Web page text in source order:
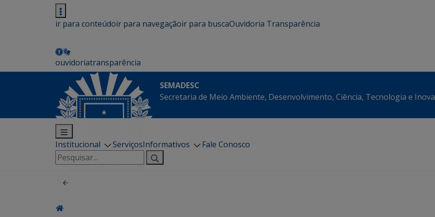
ir para conteúdoir para navegaçãoir para buscaOuvidoria Transparência
ouvidoriatransparência
SEMADESC
Secretaria de Meio Ambiente, Desenvolvimento, Ciência, Tecnologia e
Institucional ServiçosInformativos
Fale Conosco
Pesquisar
por: